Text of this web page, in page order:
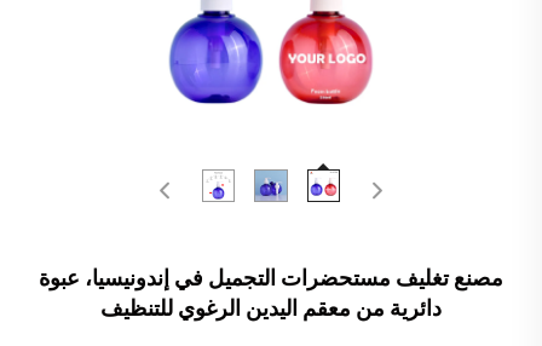
مصنع تغليف مستحضرات التجميل في إندونيسيا، عبوة
دائرية من معقم اليدين الرغوي للتنظيف